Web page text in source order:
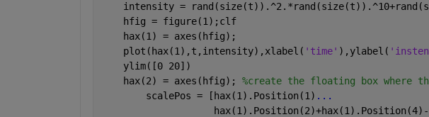
intensity =
    hfig = figure(1);clf
    hax(1) = axes(hfig);
    plot(hax(1),t,intensity),xlabel(
'time' ),ylabel(
    ylim([0 20])
    hax(2) = axes(hfig);
%create the floating box where
        scalePos = [hax(1).Position(1)
...